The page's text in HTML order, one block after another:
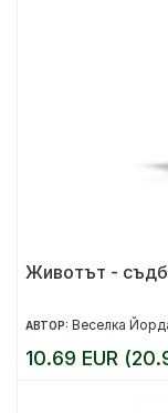
Животът -
АВТОР: Веселка
10.69 EUR